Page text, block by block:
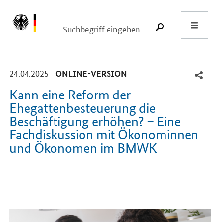
SUCHE
24.04.2025 -
ONLINE-VERSION
Kann eine Reform der
Ehegattenbesteuerung die
Beschäftigung erhöhen? – Eine
Fachdiskussion mit Ökonominnen
und Ökonomen im BMWK